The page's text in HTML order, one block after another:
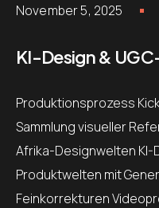
November 5, 2025
KI-Design &
Produktionsprozess
Sammlung visueller
Afrika-Designwelten
Produktwelten mit
Feinkorrekturen